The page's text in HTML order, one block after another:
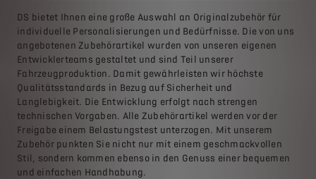
DS bietet Ihnen eine große Auswahl an Originalzubehör für
individuelle Personalisierungen und Bedürfnisse. Die von uns
angebotenen Zubehörartikel wurden von unseren eigenen
Entwicklerteams gestaltet und sind Teil unserer
Fahrzeugproduktion. Damit gewährleisten wir höchste
Qualitätsstandards in Bezug auf Sicherheit und
Langlebigkeit. Die Entwicklung erfolgt nach strengen
technischen Vorgaben. Alle Zubehörartikel werden vor der
Freigabe einem Belastungstest unterzogen. Mit unserem
Zubehör punkten Sie nicht nur mit einem geschmackvollen
Stil, sondern kommen ebenso in den Genuss einer bequemen
und einfachen Handhabung.